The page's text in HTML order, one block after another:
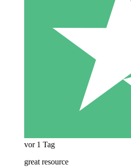
vor 1 Tag
great resource